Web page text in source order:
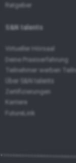
Ratgeber
S&N talents
Virtueller Hörsaal
Deine Praxiserfahrung
Teilnehmer werben
Über S&N talents
Zertifizierungen
Karriere
FutureLink